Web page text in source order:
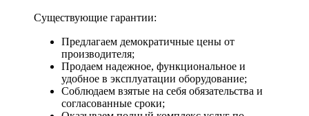
Существующие гарантии:
Предлагаем демократичные цены от
производителя;
Продаем надежное, функциональное и
удобное в эксплуатации оборудование;
Соблюдаем взятые на себя обязательства и
согласованные сроки;